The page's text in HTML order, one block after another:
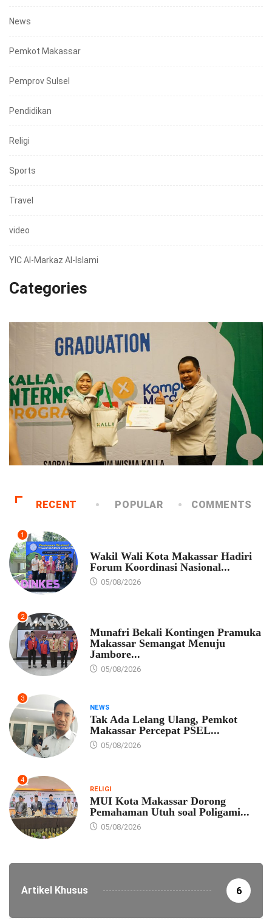
News
Pemkot Makassar
Pemprov Sulsel
Pendidikan
Religi
Sports
Travel
video
YIC Al-Markaz Al-Islami
Categories
RECENT POPULAR COMMENTS
1
Wakil Wali Kota Makassar Hadiri
Forum Koordinasi Nasional...
05/08/2026
2
Munafri Bekali Kontingen Pramuka
Makassar Semangat Menuju
Jambore...
05/08/2026
3
NEWS
Tak Ada Lelang Ulang, Pemkot
Makassar Percepat PSEL...
05/08/2026
4
RELIGI
MUI Kota Makassar Dorong
Pemahaman Utuh soal Poligami...
05/08/2026
Artikel Khusus 6